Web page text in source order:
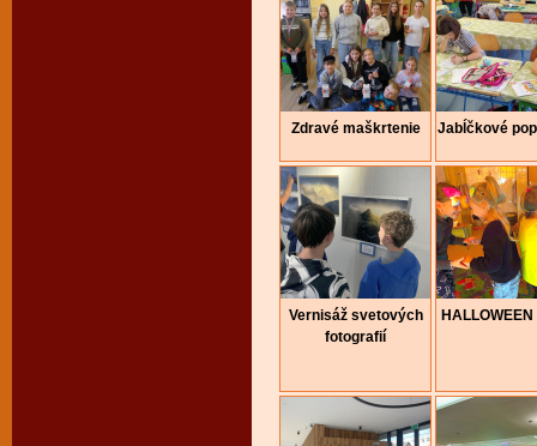
Zdravé maškrtenie Jabĺčkové
Vernisáž svetových
fotografií